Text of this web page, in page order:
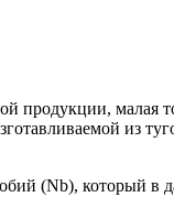
продукции,
из
(Nb), который в